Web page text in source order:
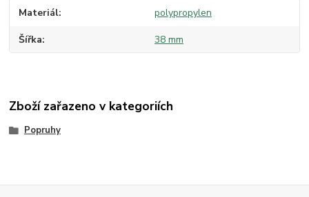
Materiál polypropylen
Šířka 38 mm
Zboží zařazeno v kategoriích
Popruhy